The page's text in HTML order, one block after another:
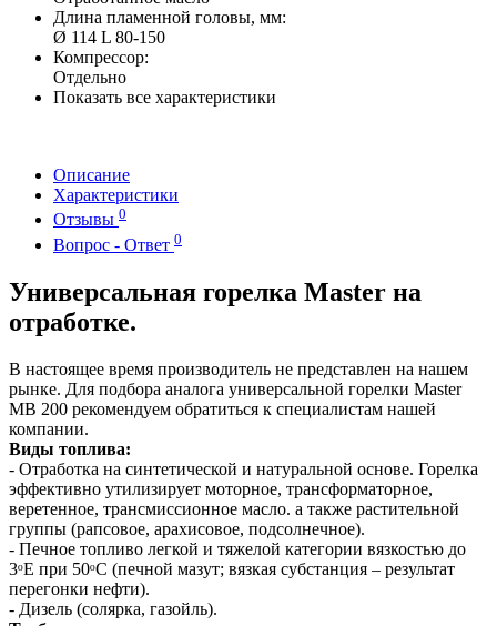
Длина пламенной головы, мм:
Ø 114 L 80-150
Компрессор:
Отдельно
Показать все характеристики
Описание
Характеристики
Отзывы 0
Вопрос - Ответ 0
Универсальная горелка Master на
отработке.
В настоящее время производитель не представлен на нашем
рынке. Для подбора аналога универсальной горелки Master
MB 200 рекомендуем обратиться к специалистам нашей
компании.
Виды топлива:
- Отработка на синтетической и натуральной основе. Горелка
эффективно утилизирует моторное, трансформаторное,
веретенное, трансмиссионное масло. а также растительной
группы (рапсовое, арахисовое, подсолнечное).
- Печное топливо легкой и тяжелой категории вязкостью до
3ᵒЕ при 50ᵒС (печной мазут; вязкая субстанция – результат
перегонки нефти).
- Дизель (солярка, газойль).